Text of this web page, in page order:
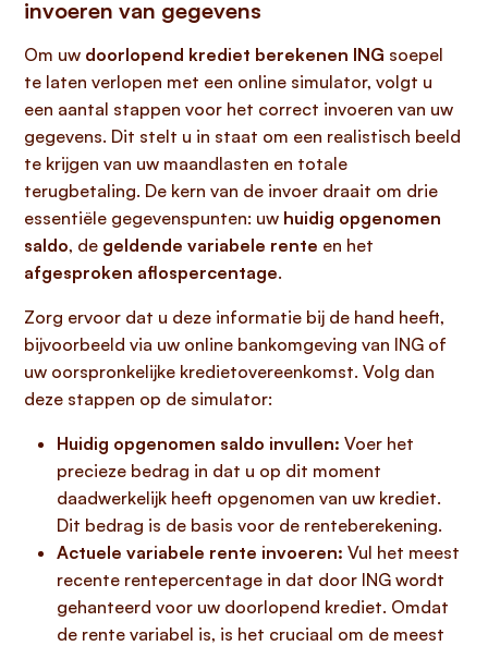
invoeren van gegevens
Om uw doorlopend krediet berekenen ING soepel
te laten verlopen met een online simulator, volgt u
een aantal stappen voor het correct invoeren van uw
gegevens. Dit stelt u in staat om een realistisch beeld
te krijgen van uw maandlasten en totale
terugbetaling. De kern van de invoer draait om drie
essentiële gegevenspunten: uw huidig opgenomen
saldo, de geldende variabele rente en het
afgesproken aflospercentage.
Zorg ervoor dat u deze informatie bij de hand heeft,
bijvoorbeeld via uw online bankomgeving van ING of
uw oorspronkelijke kredietovereenkomst. Volg dan
deze stappen op de simulator:
Huidig opgenomen saldo invullen: Voer het
precieze bedrag in dat u op dit moment
daadwerkelijk heeft opgenomen van uw krediet.
Dit bedrag is de basis voor de renteberekening.
Actuele variabele rente invoeren: Vul het meest
recente rentepercentage in dat door ING wordt
gehanteerd voor uw doorlopend krediet. Omdat
de rente variabel is, is het cruciaal om de meest